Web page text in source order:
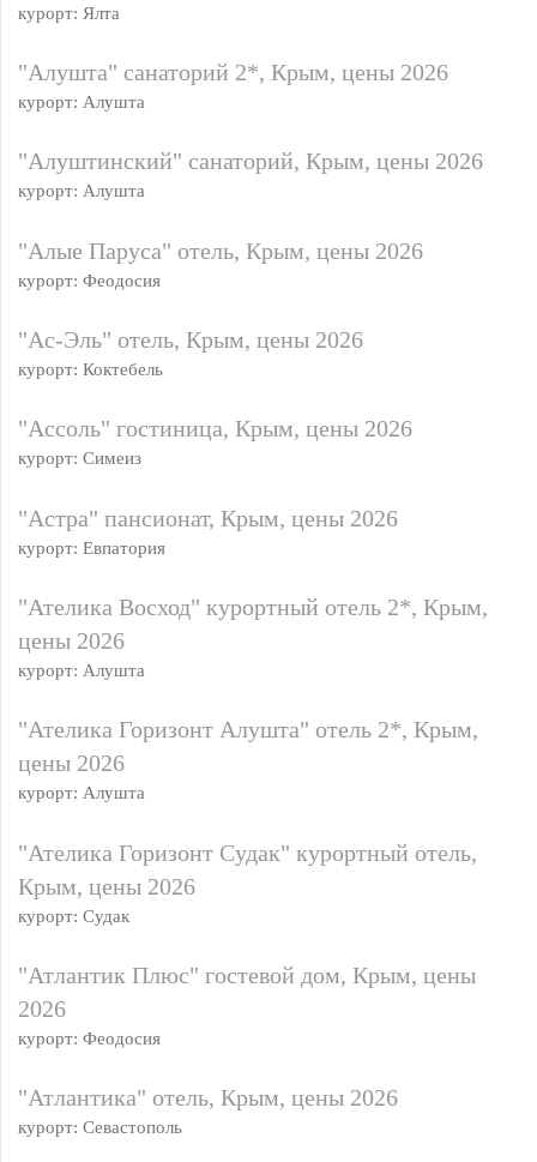
курорт: Ялта
"Алушта" санаторий 2*, Крым, цены 2026
курорт: Алушта
"Алуштинский" санаторий, Крым, цены 2026
курорт: Алушта
"Алые Паруса" отель, Крым, цены 2026
курорт: Феодосия
"Ас-Эль" отель, Крым, цены 2026
курорт: Коктебель
"Ассоль" гостиница, Крым, цены 2026
курорт: Симеиз
"Астра" пансионат, Крым, цены 2026
курорт: Евпатория
"Ателика Восход" курортный отель 2*, Крым,
цены 2026
курорт: Алушта
"Ателика Горизонт Алушта" отель 2*, Крым,
цены 2026
курорт: Алушта
"Ателика Горизонт Судак" курортный отель,
Крым, цены 2026
курорт: Судак
"Атлантик Плюс" гостевой дом, Крым, цены
2026
курорт: Феодосия
"Атлантика" отель, Крым, цены 2026
курорт: Севастополь